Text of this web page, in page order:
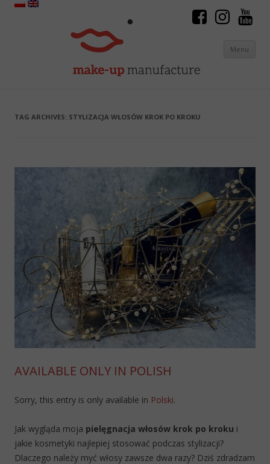
Menu
TAG ARCHIVES: STYLIZACJA WŁOSÓW KROK PO KROKU
AVAILABLE ONLY IN POLISH
Sorry, this entry is only available in Polski.
Jak wygląda moja pielęgnacja włosów krok po kroku i
jakie kosmetyki najlepiej stosować podczas stylizacji?
Dlaczego należy myć włosy zawsze dwa razy? Dziś zdradzam